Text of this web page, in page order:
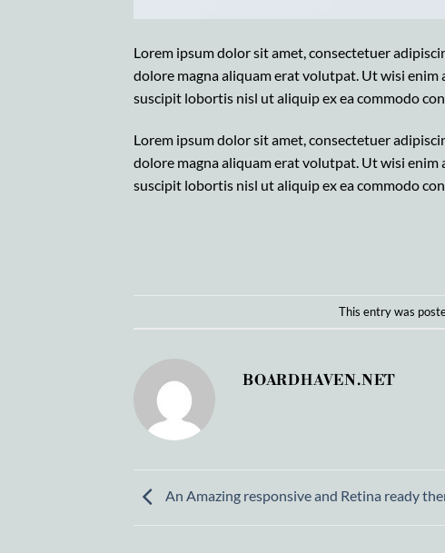
Lorem ipsum dolor sit amet, consectetuer
dolore magna aliquam erat volutpat. Ut wisi
suscipit lobortis nisl ut aliquip ex ea commodo
Lorem ipsum dolor sit amet, consectetuer
dolore magna aliquam erat volutpat. Ut wisi
suscipit lobortis nisl ut aliquip ex ea commodo
This entry was
BOARDHAVEN.NET
An Amazing responsive and Retina ready